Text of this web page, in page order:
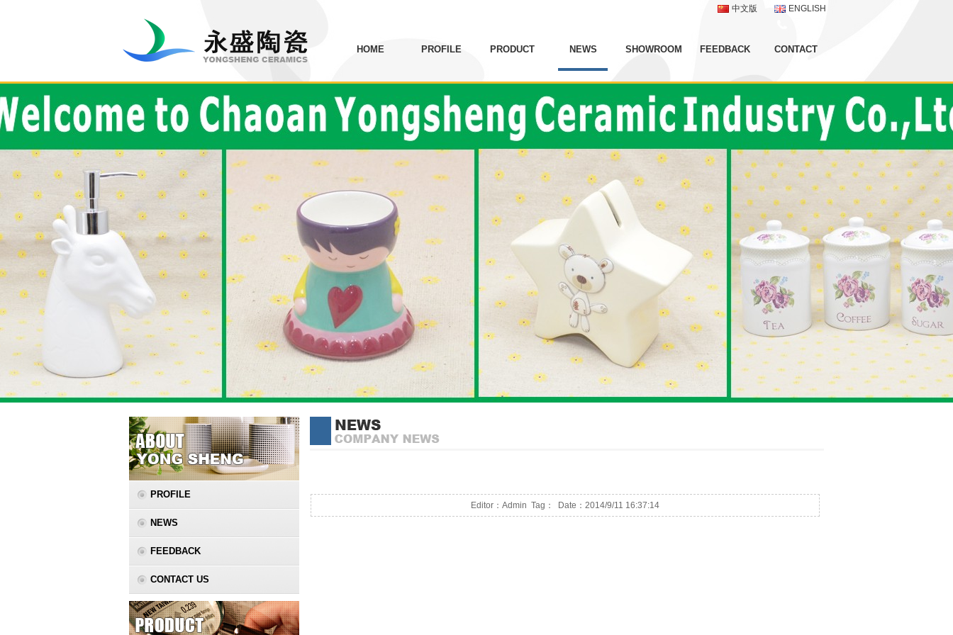
ENGLISH
中文版
HOME PROFILE PRODUCT NEWS SHOWROOM FEEDBACK CONTACT
PROFILE
NEWS
FEEDBACK
CONTACT US
Editor：Admin Tag： Date：2014/9/11 16:37:14